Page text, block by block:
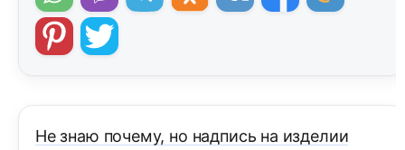
Не знаю почему, но надпись на изделии